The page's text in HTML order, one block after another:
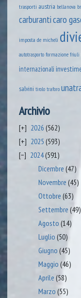
trasporti austria bellanova
carburanticaro
imposta de micheli
autotrasporto formazione friuli
internazionali
salvini tirolo traforo
Archivio
2026 (562)
2025 (593)
2024(591)
Dicembre (47)
Novembre (45)
Ottobre (63)
Settembre (49)
Agosto (14)
Luglio (50)
Giugno (45)
Maggio (46)
Aprile (58)
Marzo (55)